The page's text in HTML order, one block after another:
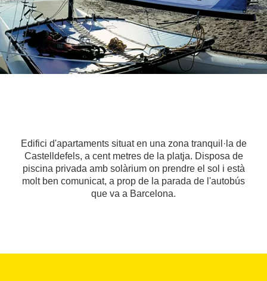
Edifici d'apartaments situat en una zona tranquil·la de
Castelldefels, a cent metres de la platja. Disposa de
piscina privada amb solàrium on prendre el sol i està
molt ben comunicat, a prop de la parada de l'autobús
que va a Barcelona.